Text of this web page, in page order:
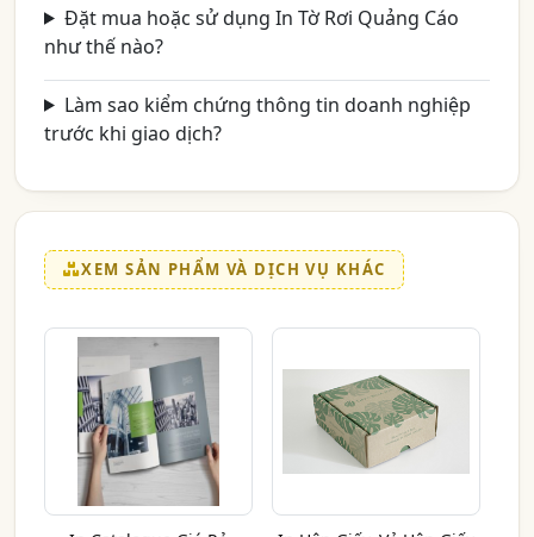
Đặt mua hoặc sử dụng In Tờ Rơi Quảng Cáo
như thế nào?
Làm sao kiểm chứng thông tin doanh nghiệp
trước khi giao dịch?
XEM SẢN PHẨM VÀ DỊCH VỤ KHÁC